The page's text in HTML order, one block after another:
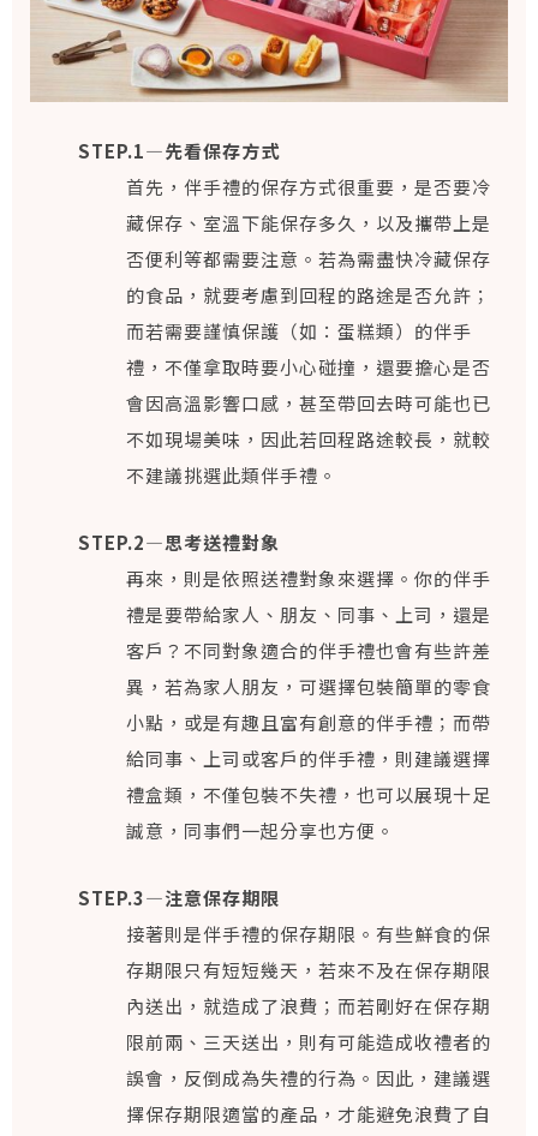
STEP.1—先看保存方式
首先，伴手禮的保存方式很重要，是否要冷
藏保存、室溫下能保存多久，以及攜帶上是
否便利等都需要注意。若為需盡快冷藏保存
的食品，就要考慮到回程的路途是否允許；
而若需要謹慎保護（如：蛋糕類）的伴手
禮，不僅拿取時要小心碰撞，還要擔心是否
會因高溫影響口感，甚至帶回去時可能也已
不如現場美味，因此若回程路途較長，就較
不建議挑選此類伴手禮。
STEP.2—思考送禮對象
再來，則是依照送禮對象來選擇。你的伴手
禮是要帶給家人、朋友、同事、上司，還是
客戶？不同對象適合的伴手禮也會有些許差
異，若為家人朋友，可選擇包裝簡單的零食
小點，或是有趣且富有創意的伴手禮；而帶
給同事、上司或客戶的伴手禮，則建議選擇
禮盒類，不僅包裝不失禮，也可以展現十足
誠意，同事們一起分享也方便。
STEP.3—注意保存期限
接著則是伴手禮的保存期限。有些鮮食的保
存期限只有短短幾天，若來不及在保存期限
內送出，就造成了浪費；而若剛好在保存期
限前兩、三天送出，則有可能造成收禮者的
誤會，反倒成為失禮的行為。因此，建議選
擇保存期限適當的產品，才能避免浪費了自